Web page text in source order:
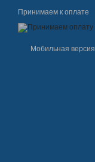
Принимаем к оплате
Мобильная версия